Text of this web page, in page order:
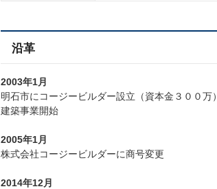
沿革
2003年1月
明石市にコージービルダー設立（資本金３００万）
建築事業開始
2005年1月
株式会社コージービルダーに商号変更
2014年12月